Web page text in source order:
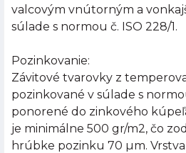
valcovým vnútorným a
súlade s normou č. ISO 228/1.
Pozinkovanie:
Závitové tvarovky z
pozinkované v súlade s
ponorené do zinkového
je minimálne 500 gr/m2, čo
hrúbke pozinku 70 µm.